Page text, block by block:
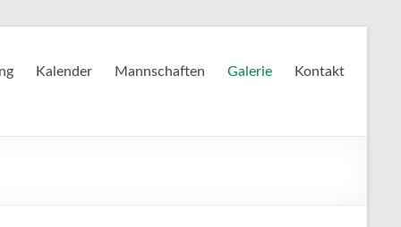
Kalender Mannschaften Galerie Kontakt